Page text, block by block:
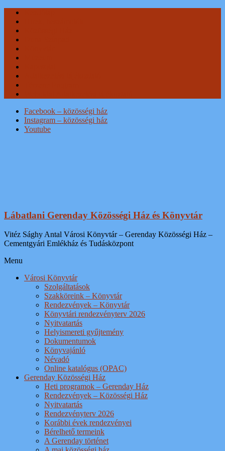
Skip
content
Facebook – közösségi ház
Instagram – közösségi ház
Youtube
Lábatlani Gerenday Közösségi Ház és Könyvtár
Vitéz Sághy Antal Városi Könyvtár – Gerenday Közösségi Ház –
Cementgyári Emlékház és Tudásközpont
Menu
Városi Könyvtár
Szolgáltatások
Szakköreink – Könyvtár
Rendezvények – Könyvtár
Könyvtári rendezvényterv 2026
Nyitvatartás
Helyismereti gyűjtemény
Dokumentumok
Könyvajánló
Névadó
Online katalógus (OPAC)
Gerenday Közösségi Ház
Heti programok – Gerenday Ház
Rendezvények – Közösségi Ház
Nyitvatartás
Rendezvényterv 2026
Korábbi évek rendezvényei
Bérelhető termeink
A Gerenday történet